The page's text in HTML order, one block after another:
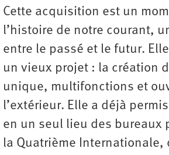
Cette acquisition est un
l’histoire de notre courant,
entre le passé et le futur.
un vieux projet : la création
unique, multifonctions et
l’extérieur. Elle a déjà
en un seul lieu des bureaux
la Quatrième Internationale,